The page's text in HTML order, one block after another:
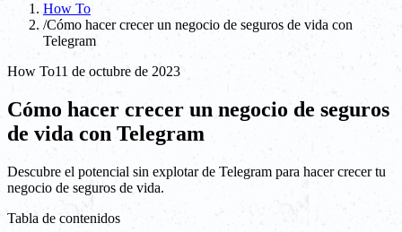
How To
/Cómo hacer crecer un negocio de seguros de vida con
Telegram
How To11 de octubre de 2023
Cómo hacer crecer un negocio de seguros
de vida con Telegram
Descubre el potencial sin explotar de Telegram para hacer crecer tu
negocio de seguros de vida.
Tabla de contenidos